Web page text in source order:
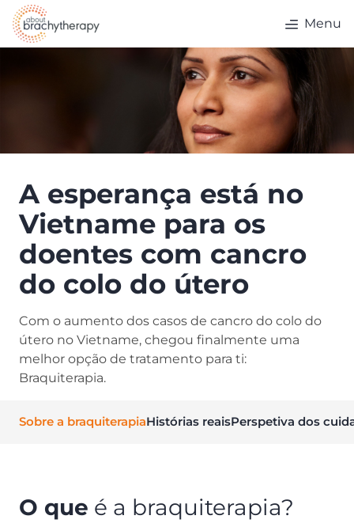
Skip to content
Menu
A esperança está no
Vietname para os
doentes com cancro
do colo do útero
Com o aumento dos casos de cancro do colo do
útero no Vietname, chegou finalmente uma
melhor opção de tratamento para ti:
Braquiterapia.
Sobre a braquiterapiaHistórias reaisPerspetiva dos
O que é a braquiterapia?